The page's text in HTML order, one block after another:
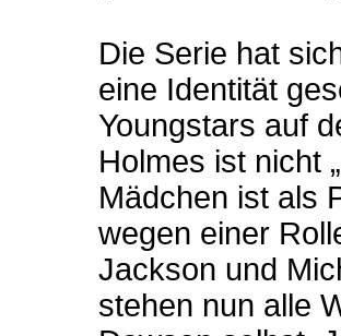
Die Serie hat
eine Identität
Youngstars auf
Holmes ist nicht
Mädchen ist als
wegen einer
Jackson und
stehen nun alle